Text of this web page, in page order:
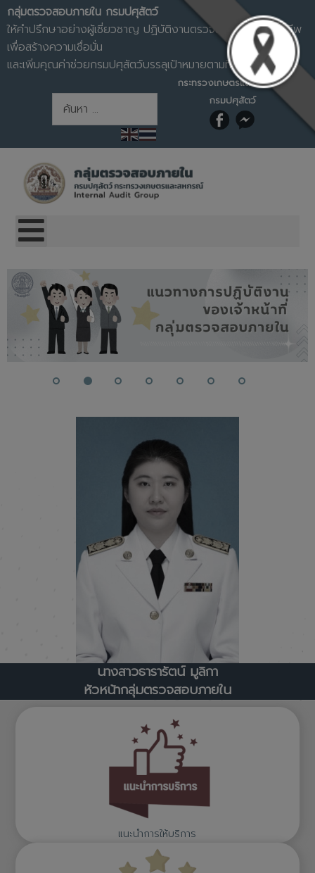
กลุ่มตรวจสอบภายใน กรมปศุสัตว์
ให้คำปรึกษาอย่างผู้เชี่ยวชาญ ปฏิบัติงานตรวจสอบอย่างมืออาชีพ
เพื่อสร้างความเชื่อมั่น
และเพิ่มคุณค่าช่วยกรมปศุสัตว์บรรลุเป้าหมายตามที่กำหนด
การค้นหา
กระทรวงเกษตรและสหกรณ์
กรมปศุสัตว์
นางสาวธารารัตน์ มูลิกา
หัวหน้ากลุ่มตรวจสอบภายใน
แนะนำการให้บริการ